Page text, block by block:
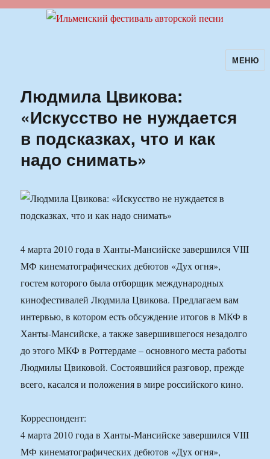
Ильменский фестиваль авторскойМЕНЮ
Людмила Цвикова:
«Искусство не нуждается
в подсказках, что и как
надо снимать»
4 марта 2010 года в Ханты-Мансийске завершился VIII
МФ кинематографических дебютов «Дух огня»,
гостем которого была отборщик международных
кинофестивалей Людмила Цвикова. Предлагаем вам
интервью, в котором есть обсуждение итогов в МКФ в
Ханты-Мансийске, а также завершившегося незадолго
до этого МКФ в Роттердаме – основного места работы
Людмилы Цвиковой. Состоявшийся разговор, прежде
всего, касался и положения в мире российского кино.
Корреспондент:
4 марта 2010 года в Ханты-Мансийске завершился VIII
МФ кинематографических дебютов «Дух огня»,